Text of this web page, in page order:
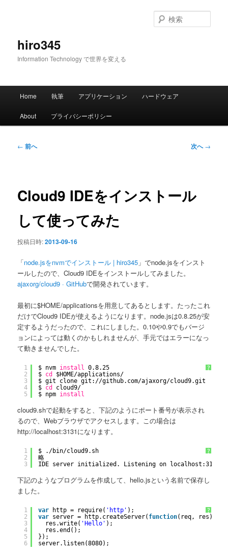
hiro345
Information Technology で世界を変える
索
メ
Home 執筆 アプリケーション ハードウェア
About プライバシーポリシー
投
ー
ョ
ン
← 前へ 次へ→
Cloud9 IDEをインストール
して使ってみた
投稿日時:2013-09-16
「node.jsをnvmでインストール | hiro345 」でnode.jsをインスト
ールしたので、Cloud9 IDEをインストールしてみました。
ajaxorg/cloud9 · GitHubで開発されています。
最初に$HOME/applicationsを用意してあるとします。たったこれ
だけでCloud9 IDEが使えるようになります。node.jsは0.8.25が安
定するようだったので、これにしました。0.10や0.9でもバージ
ョンによっては動くのかもしれませんが、手元ではエラーになっ
て動きませんでした。
?
1
2
3
4
5
$ nvm install 0.8.25
$ cd $HOME/applications/
$ git clone git: //github.com/ajaxorg/cloud9.git
$ cd
cloud9/
$ npm install
cloud9.shで起動をすると、下記のようにポート番号が表示され
るので、Webブラウザでアクセスします。この場合は
http://localhost:3131になります。
?
1
2
3
$ . /bin/cloud9.sh
略
IDE server initialized. Listening on localhost:3131
下記のようなプログラムを作成して、hello.jsという名前で保存し
ました。
?
1
2
3
4
5
6
var http = require( 'http' );
var server = http.createServer( function(req, res){
res.write( 'Hello' );
res.end();
});
server.listen(8080);